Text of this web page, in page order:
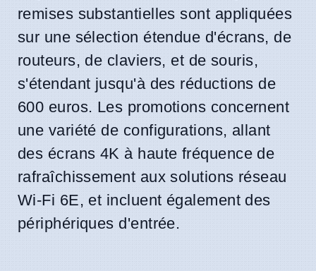
remises substantielles sont appliquées
sur une sélection étendue d'écrans, de
routeurs, de claviers, et de souris,
s'étendant jusqu'à des réductions de
600 euros. Les promotions concernent
une variété de configurations, allant
des écrans 4K à haute fréquence de
rafraîchissement aux solutions réseau
Wi-Fi 6E, et incluent également des
périphériques d'entrée.